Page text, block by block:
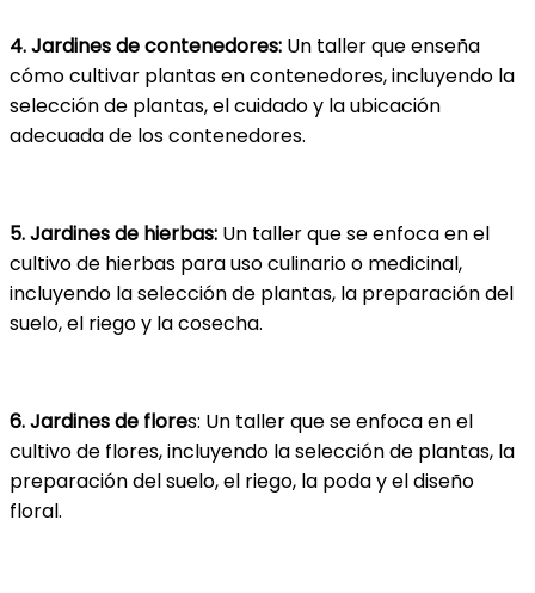
4. Jardines de contenedores: Un taller que enseña
cómo cultivar plantas en contenedores, incluyendo la
selección de plantas, el cuidado y la ubicación
adecuada de los contenedores.
5. Jardines de hierbas: Un taller que se enfoca en el
cultivo de hierbas para uso culinario o medicinal,
incluyendo la selección de plantas, la preparación del
suelo, el riego y la cosecha.
6.Jardines de flores: Un taller que se enfoca en el
cultivo de flores, incluyendo la selección de plantas, la
preparación del suelo, el riego, la poda y el diseño
floral.